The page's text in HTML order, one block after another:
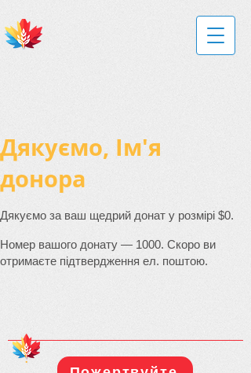
Дякуємо, Ім'я
донора
Дякуємо за ваш щедрий донат у розмірі $0.
Номер вашого донату — 1000. Скоро ви
отримаєте підтвердження ел. поштою.